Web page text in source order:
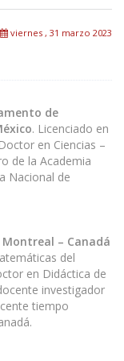
viernes , 31 marzo 2023
de
. Licenciado en
en Ciencias –
de la Academia
Nacional de
– Canadá
del
en Didáctica de
investigador
tiempo